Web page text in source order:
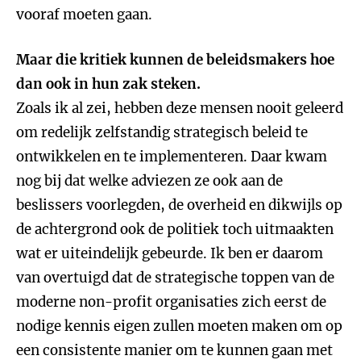
vooraf moeten gaan.
Maar die kritiek kunnen de beleidsmakers hoe
dan ook in hun zak steken.
Zoals ik al zei, hebben deze mensen nooit geleerd
om redelijk zelfstandig strategisch beleid te
ontwikkelen en te implementeren. Daar kwam
nog bij dat welke adviezen ze ook aan de
beslissers voorlegden, de overheid en dikwijls op
de achtergrond ook de politiek toch uitmaakten
wat er uiteindelijk gebeurde. Ik ben er daarom
van overtuigd dat de strategische toppen van de
moderne non-profit organisaties zich eerst de
nodige kennis eigen zullen moeten maken om op
een consistente manier om te kunnen gaan met